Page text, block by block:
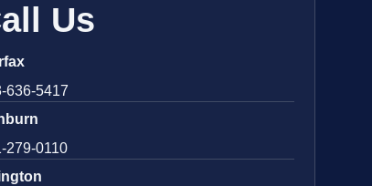
Us
636-5417
279-0110